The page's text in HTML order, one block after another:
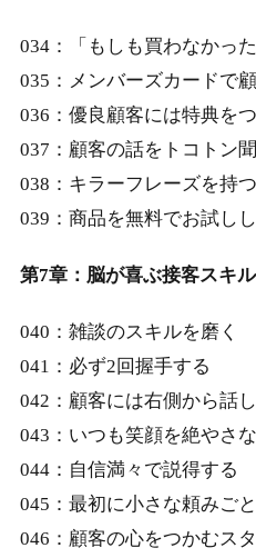
034：「もしも買わなかっ
035：メンバーズカードで
036：優良顧客には特典を
037：顧客の話をトコトン聞
038：キラーフレーズを持つ
039：商品を無料でお試し
第7章：脳が喜ぶ接客スキル
040：雑談のスキルを磨く
041：必ず2回握手する
042：顧客には右側から話
043：いつも笑顔を絶やさ
044：自信満々で説得する
045：最初に小さな頼みご
046：顧客の心をつかむス